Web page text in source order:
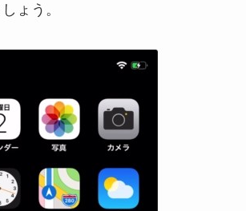
ょう。